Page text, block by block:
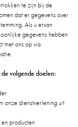
te zijn bij de
dat er gegevens over
Als u ervan
gegevens hebben
met ons op via
volgende doelen:
onze dienstverlening uit
producten